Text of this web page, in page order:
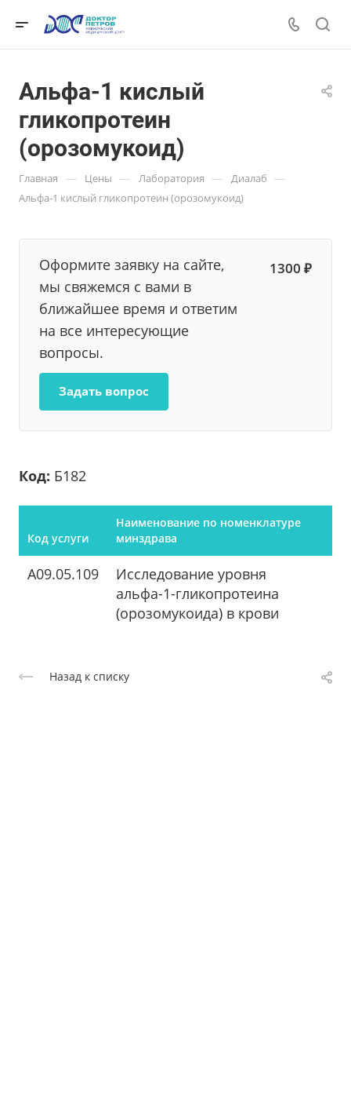
Альфа-1 кислый
гликопротеин
(орозомукоид)
Главная — Цены — Лаборатория — Диалаб —
Альфа-1 кислый гликопротеин (орозомукоид)
Оформите заявку на сайте,
мы свяжемся с вами в
ближайшее время и ответим
на все интересующие
вопросы.
1300 ₽
Задать вопрос
Код: Б182
Код услуги
Наименование по номенклатуре
минздрава
A09.05.109
Исследование уровня
альфа-1-гликопротеина
(орозомукоида) в крови
Назад к списку